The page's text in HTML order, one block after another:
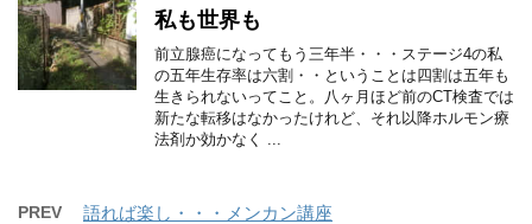
私も世界も
前立腺癌になってもう三年半・・・ステージ4の私
の五年生存率は六割・・ということは四割は五年も
生きられないってこと。八ヶ月ほど前のCT検査では
新たな転移はなかったけれど、それ以降ホルモン療
法剤か効かなく ...
PREV 語れば楽し・・・メンカン講座